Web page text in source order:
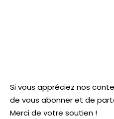
Si vous appréciez nos
de vous abonner et de
Merci de votre soutien !